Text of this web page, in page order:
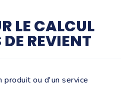
LE CALCUL
REVIENT
produit ou d'un service